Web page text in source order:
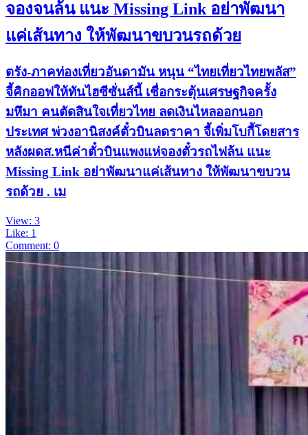
จองจนล้น แนะ Missing Link อย่าพัฒนา
แค่เส้นทาง ให้พัฒนาขบวนรถด้วย
ตรัง-ภาคท่องเที่ยวอันดามัน หนุน “ไทยเที่ยวไทยพลัส”
จี้คิกออฟให้ทันไฮซีซั่นส์นี้ เชื่อกระตุ้นเศรษฐกิจครั้ง
มหึมา คนตัดสินใจเที่ยวไทย ลดเงินไหลออกนอก
ประเทศ พ่วงอานิสงค์ตั๋วบินลดราคา จี้เพิ่มโบกี้โดยสาร
หลังผดส.หนีค่าตั๋วบินแพงแห่จองตั๋วรถไฟล้น แนะ
Missing Link อย่าพัฒนาแค่เส้นทาง ให้พัฒนาขบวน
รถด้วย . เม
View: 3
Like: 1
Comment: 0